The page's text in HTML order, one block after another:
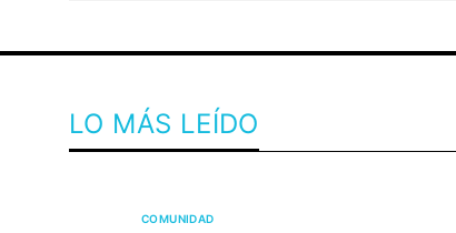
LO MÁS LEÍDO
COMUNIDAD